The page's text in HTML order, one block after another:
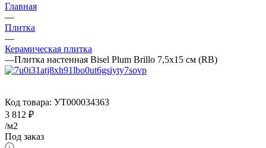
Главная
—
Плитка
—
Керамическая плитка
—Плитка настенная Bisel Plum Brillo 7,5x15 см (RB)
Код товара: УТ000034363
3 812 ₽
/м2
Под заказ